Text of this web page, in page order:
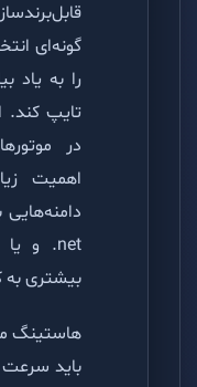
گونه‌ای
را به یاد
تایپ کند.
در
اهمیت
بیشتری
هاستینگ
باید سرعت